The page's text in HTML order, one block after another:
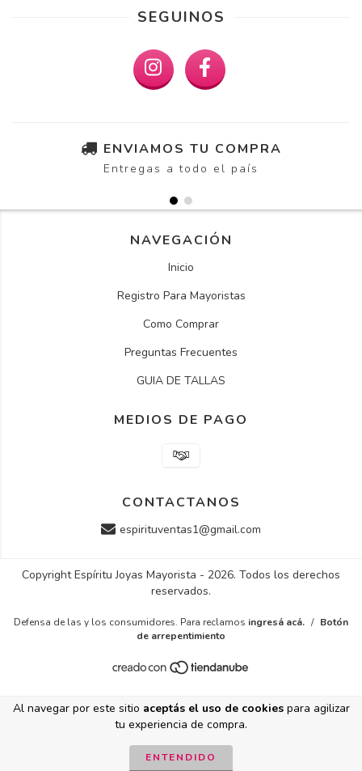
Al navegar por este sitio aceptás el uso de cookiespara agilizar
tu experiencia de compra.
ENTENDIDO
SEGUINOS
ENVIAMOS TU COMPRA
Entregas a todo el país
NAVEGACIÓN
Inicio
Registro Para Mayoristas
Como Comprar
Preguntas Frecuentes
GUIA DE TALLAS
MEDIOS DE PAGO
CONTACTANOS
espirituventas1@gmail.com
Copyright Espíritu Joyas Mayorista - 2026. Todos los derechos
reservados.
Defensa de las y los consumidores. Para reclamos ingresá acá. / Botón
de arrepentimiento